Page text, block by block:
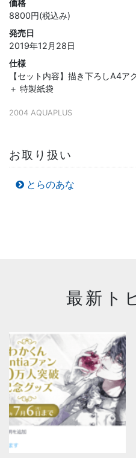
価格
8800円(税込み)
発売日
2019年12月28日
仕様
【セット内容】描き下ろしA4
＋ 特製紙袋
2004 AQUAPLUS
お取り扱い
とらのあな
最新ト